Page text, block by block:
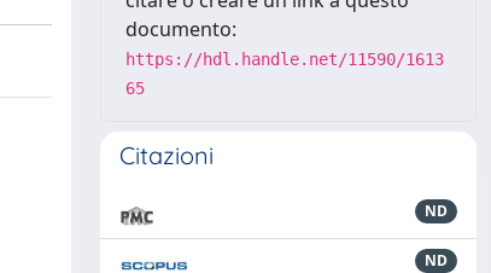
documento:
https://hdl.handle.net/11590/1613
65
Citazioni
ND
ND